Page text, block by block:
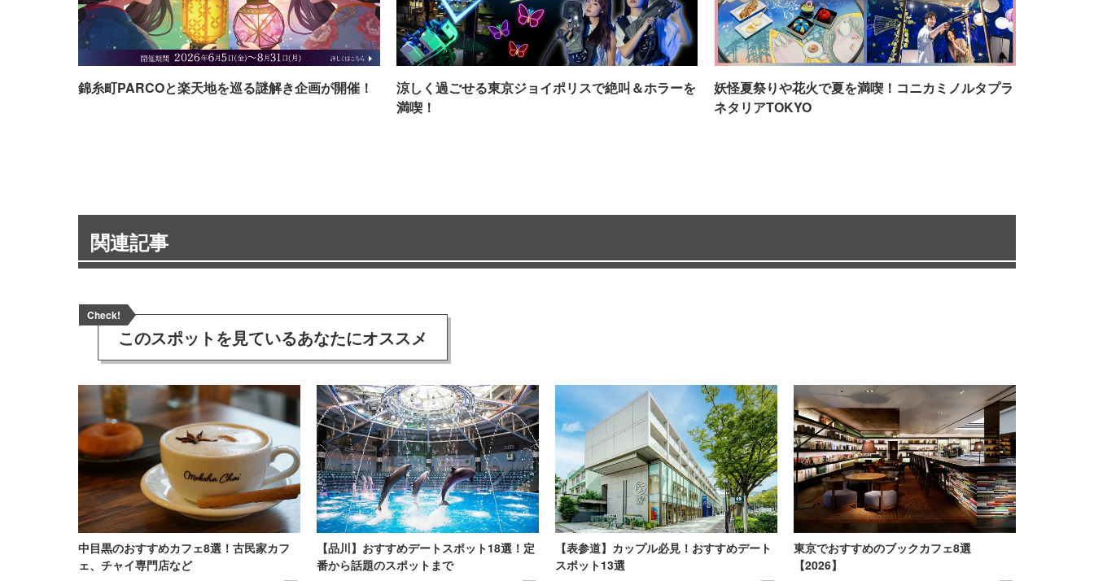
錦糸町PARCOと楽天地を巡る謎解き企画が開催！
涼しく過ごせる東京ジョイポリスで絶叫＆ホラーを
満喫！
妖怪夏祭りや花火で夏を満喫！コニカミノルタプラ
ネタリアTOKYO
関連記事
Check!
このスポットを見ているあなたにオススメ
中目黒のおすすめカフェ8選！古民家カフ
ェ、チャイ専門店など
【品川】おすすめデートスポット18選！定
番から話題のスポットまで
【表参道】カップル必見！おすすめデート
スポット13選
東京でおすすめのブックカフェ8選
【2026】